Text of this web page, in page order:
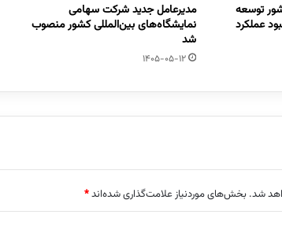
توسعه
عملکرد
مدیرعامل جدید شرکت سهامی
نمایشگاه‌های بین‌المللی کشور منصوب
شد
1405-05-12
شد. بخش‌های موردنیاز علامت‌گذاری شده‌اند*